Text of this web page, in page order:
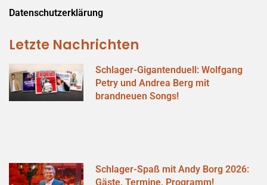
Datenschutzerklärung
Letzte Nachrichten
Schlager-Gigantenduell: Wolfgang
Petry und Andrea Berg mit
brandneuen Songs!
Schlager-Spaß mit Andy Borg 2026:
Gäste, Termine, Programm!